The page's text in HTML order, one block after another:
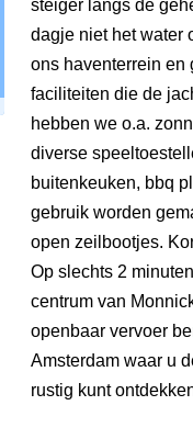
steiger langs de
dagje niet het water
ons haventerrein
faciliteiten die de
hebben we o.a.
diverse
buitenkeuken, bbq
gebruik worden
open zeilbootjes.
Op slechts 2
centrum van
openbaar vervoer
Amsterdam waar u
rustig kunt